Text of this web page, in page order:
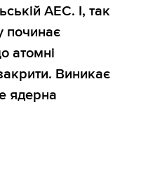
АЕС. І, так
починає
атомні
Виникає
ядерна